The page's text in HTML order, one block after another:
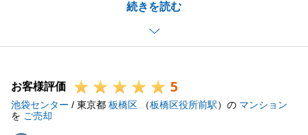
続きを読む
満足いただいているとの連絡をいただけました。
円満な売買の仲介ができたことを大変嬉しく思いま
す。
たします。
お客様評価 5
池袋センター / 東京都 板橋区 （板橋区役所前駅）の マンション
を ご売却